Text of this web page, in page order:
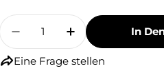
Menge
Menge Für My Green
Menge Für
In
Eine Frage stellen